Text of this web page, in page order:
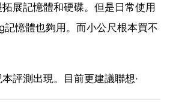
展記憶體和硬碟。但是日常使用
憶體也夠用。而小公尺根本買不
評測出現。目前更建議聯想·